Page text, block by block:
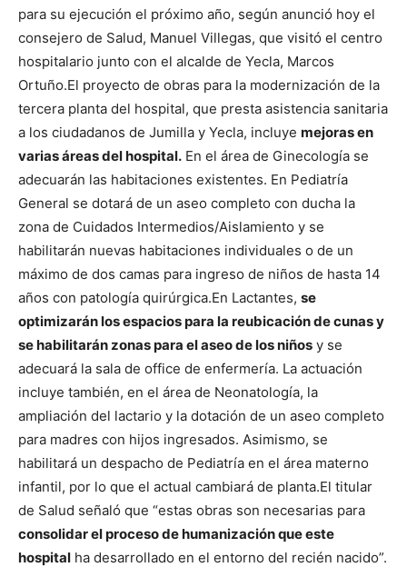
para su ejecución el próximo año, según anunció hoy el
consejero de Salud, Manuel Villegas, que visitó el centro
hospitalario junto con el alcalde de Yecla, Marcos
Ortuño.El proyecto de obras para la modernización de la
tercera planta del hospital, que presta asistencia sanitaria
a los ciudadanos de Jumilla y Yecla, incluye mejoras en
varias áreas del hospital. En el área de Ginecología se
adecuarán las habitaciones existentes. En Pediatría
General se dotará de un aseo completo con ducha la
zona de Cuidados Intermedios/Aislamiento y se
habilitarán nuevas habitaciones individuales o de un
máximo de dos camas para ingreso de niños de hasta 14
años con patología quirúrgica.En Lactantes, se
optimizarán los espacios para la reubicación de cunas y
se habilitarán zonas para el aseo de los niños y se
adecuará la sala de office de enfermería. La actuación
incluye también, en el área de Neonatología, la
ampliación del lactario y la dotación de un aseo completo
para madres con hijos ingresados. Asimismo, se
habilitará un despacho de Pediatría en el área materno
infantil, por lo que el actual cambiará de planta.El titular
de Salud señaló que “estas obras son necesarias para
consolidar el proceso de humanización que este
hospital ha desarrollado en el entorno del recién nacido”.